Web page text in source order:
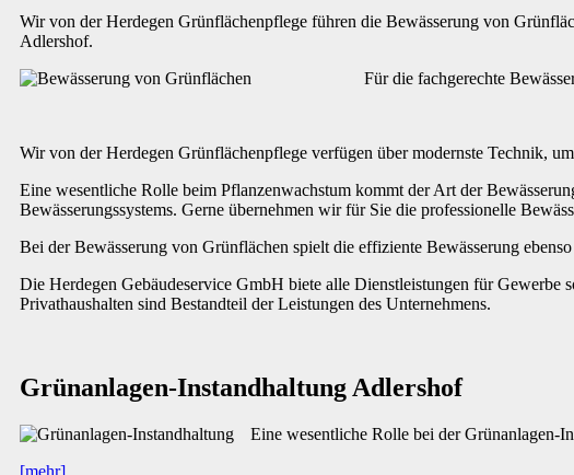
Wir von der Herdegen Grünflächenpflege führen die Bewässerung von
Adlershof.
Für die fachgerechte
Wir von der Herdegen Grünflächenpflege verfügen über modernste Technik,
Eine wesentliche Rolle beim Pflanzenwachstum kommt der Art der
Bewässerungssystems. Gerne übernehmen wir für Sie die professionelle
Bei der Bewässerung von Grünflächen spielt die effiziente Bewässerung
Die Herdegen Gebäudeservice GmbH biete alle Dienstleistungen für
Privathaushalten sind Bestandteil der Leistungen des Unternehmens.
Grünanlagen-Instandhaltung Adlershof
Eine wesentliche Rolle bei der Grünanlagen-
[mehr]